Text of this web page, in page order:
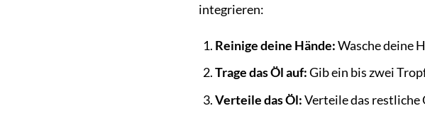
integrieren:
Reinige deine Hände:Wasche deine
Trage das Öl auf:Gib ein bis zwei
Verteile das Öl:Verteile das restliche